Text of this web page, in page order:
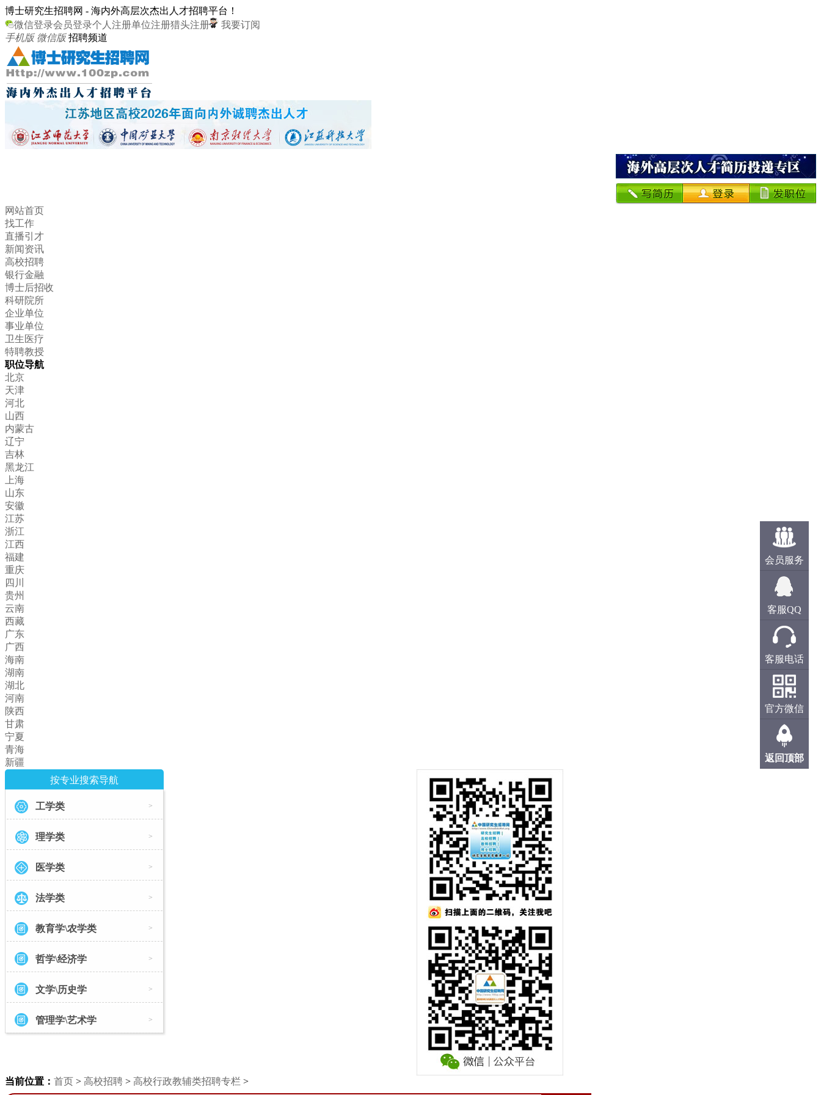
博士研究生招聘网 - 海内外高层次杰出人才招聘平台！
微信登录会员登录个人注册单位注册猎头注册
我要订阅
手机版 微信版 招聘频道
网站首页
找工作
直播引才
新闻资讯
高校招聘
银行金融
博士后招收
科研院所
企业单位
事业单位
卫生医疗
特聘教授
职位导航
北京
天津
河北
山西
内蒙古
辽宁
吉林
黑龙江
上海
山东
安徽
江苏
浙江
江西
福建
重庆
四川
贵州
云南
西藏
广东
广西
海南
湖南
湖北
河南
陕西
甘肃
宁夏
青海
新疆
按专业搜索导航
工学类 >
理学类 >
医学类 >
法学类 >
教育学\农学类 >
哲学\经济学 >
文学\历史学 >
管理学\艺术学 >
当前位置： 首页 > 高校招聘 > 高校行政教辅类招聘专栏 >
会员服务
客服QQ
客服电话
官方微信
返回顶部